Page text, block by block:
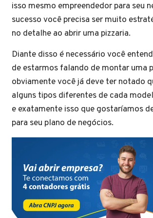
isso mesmo empreendedor para seu
sucesso você precisa ser muito
no detalhe ao abrir uma pizzaria.
Diante disso é necessário você
de estarmos falando de montar uma
obviamente você já deve ter notado
alguns tipos diferentes de cada
e exatamente isso que gostaríamos
para seu plano de negócios.